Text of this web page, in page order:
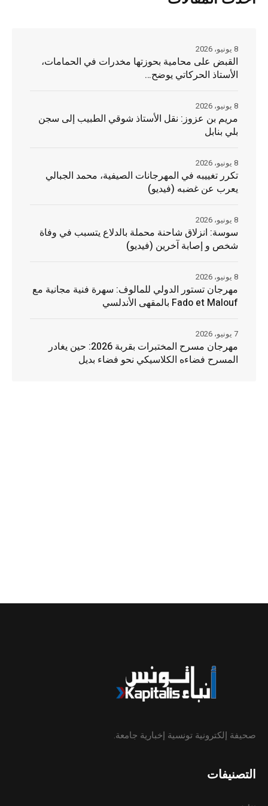
القبض على محامية بحوزتها مخدرات في الحمامات،
الأستاذ الحركاتي يوضح…
8 يونيو، 2026
مريم بن عزوز: نقل الأستاذ شوقي الطبيب إلى سجن
بلي بنابل
8 يونيو، 2026
تكرر تغييبه في المهرجانات الصيفية، محمد الجبالي
يعرب عن غضبه (فيديو)
8 يونيو، 2026
سوسة: انزلاق شاحنة محملة بالدلاع يتسبب في وفاة
شخص و إصابة آخرين (فيديو)
8 يونيو، 2026
مهرجان تستور الدولي للمالوف: سهرة فنية مجانية مع
Fado et Malouf بالمقهى الأندلسي
8 يونيو، 2026
مهرجان مسرح المختبرات بقربة 2026: حين يغادر
المسرح فضاءه الكلاسيكي نحو فضاء بديل
7 يونيو، 2026
صحيفة إلكترونية تونسية إخبارية جامعة.
التصنيفات